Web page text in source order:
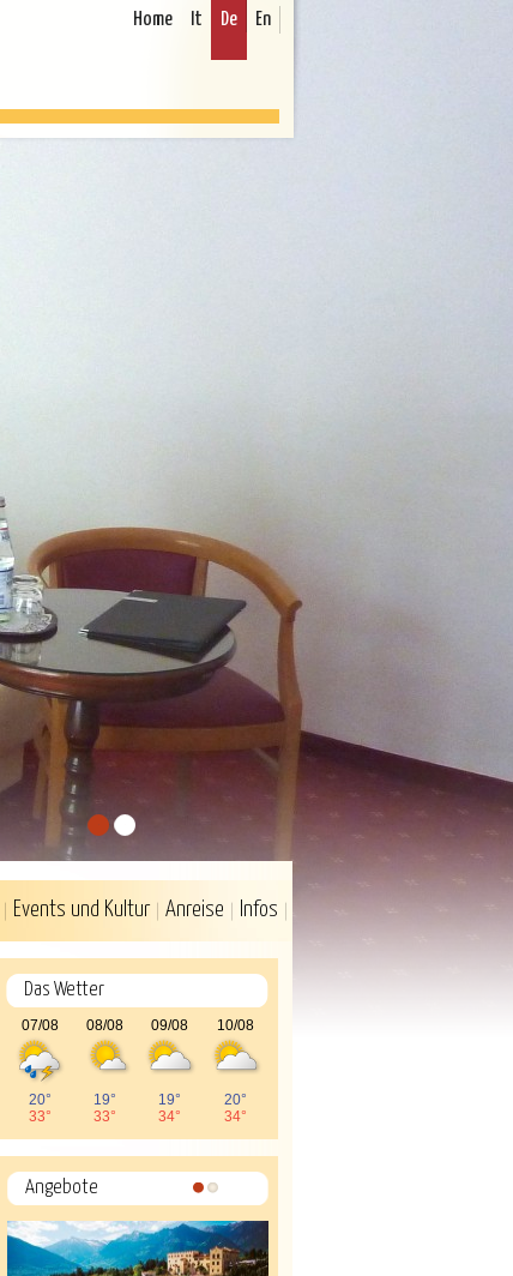
Home It De En
Events und Kultur Anreise Infos
Das Wetter
07/08
20°
33°
08/08
19°
33°
09/08
19°
34°
10/08
20°
34°
Angebote